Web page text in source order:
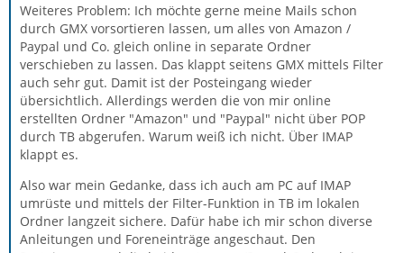
Weiteres Problem: Ich möchte gerne meine Mails schon
durch GMX vorsortieren lassen, um alles von Amazon /
Paypal und Co. gleich online in separate Ordner
verschieben zu lassen. Das klappt seitens GMX mittels Filter
auch sehr gut. Damit ist der Posteingang wieder
übersichtlich. Allerdings werden die von mir online
erstellten Ordner "Amazon" und "Paypal" nicht über POP
durch TB abgerufen. Warum weiß ich nicht. Über IMAP
klappt es.
Also war mein Gedanke, dass ich auch am PC auf IMAP
umrüste und mittels der Filter-Funktion in TB im lokalen
Ordner langzeit sichere. Dafür habe ich mir schon diverse
Anleitungen und Foreneinträge angeschaut. Den